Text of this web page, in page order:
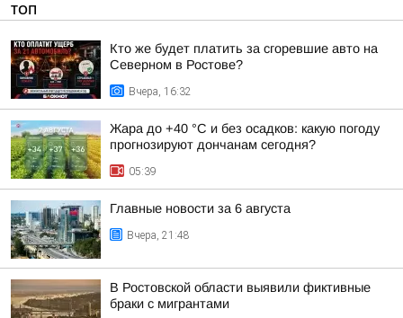
ТОП
Кто же будет платить за сгоревшие авто на
Северном в Ростове?
Вчера, 16:32
Жара до +40 °С и без осадков: какую погоду
прогнозируют дончанам сегодня?
05:39
Главные новости за 6 августа
Вчера, 21:48
В Ростовской области выявили фиктивные
браки с мигрантами